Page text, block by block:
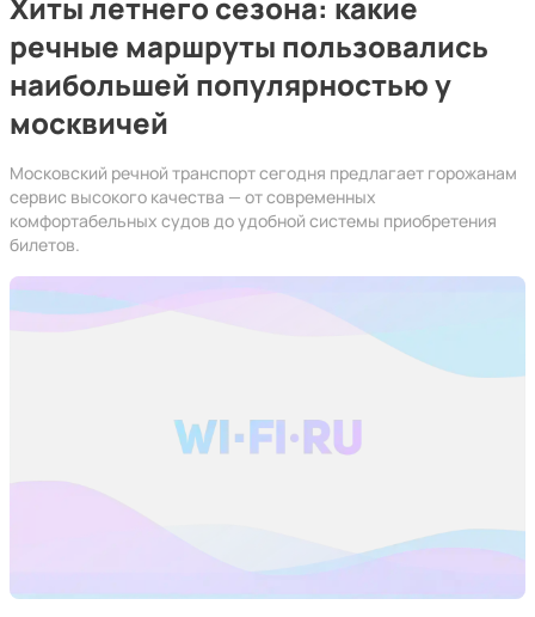
речные маршруты пользовались
наибольшей популярностью у
москвичей
Московский речной транспорт сегодня предлагает горожанам
сервис высокого качества — от современных
комфортабельных судов до удобной системы приобретения
билетов.